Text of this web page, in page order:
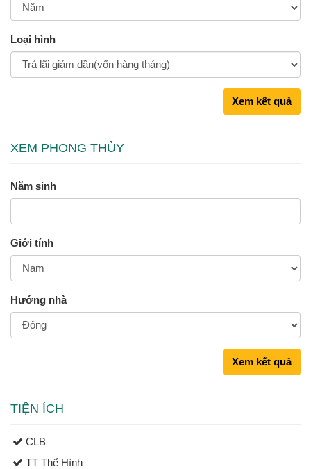
Loại hình
Xem kết quả
XEM PHONG THỦY
Năm sinh
Giới tính
Hướng nhà
Xem kết quả
TIỆN ÍCH
CLB
TT Thể Hình